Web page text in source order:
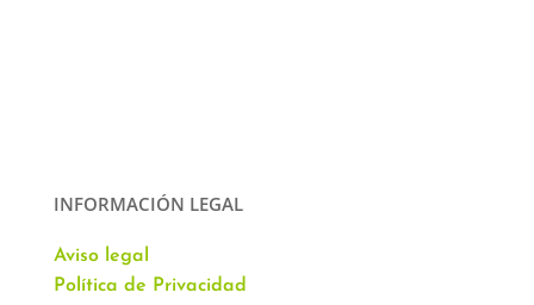
INFORMACIÓN LEGAL
Aviso legal
Política de Privacidad